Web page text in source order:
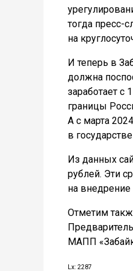
тогда пресс-
на
И теперь в
должна
заработает с
границы
А с марта
в
Из данных
рублей. Эти
на внедрение
Отметим
МАПП
Lx: 2287